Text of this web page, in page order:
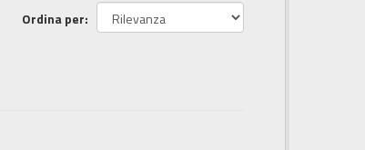
Ordina per